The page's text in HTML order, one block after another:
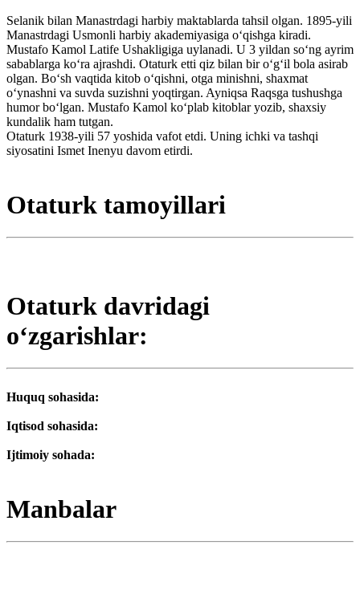
Selanik bilan Manastrdagi harbiy maktablarda tahsil olgan. 1895-yili
Manastrdagi Usmonli harbiy akademiyasiga oʻqishga kiradi.
Mustafo Kamol Latife Ushakligiga uylanadi. U 3 yildan soʻng ayrim
sabablarga koʻra ajrashdi. Otaturk etti qiz bilan bir oʻgʻil bola asirab
olgan. Boʻsh vaqtida kitob oʻqishni, otga minishni, shaxmat
oʻynashni va suvda suzishni yoqtirgan. Ayniqsa Raqsga tushushga
humor boʻlgan. Mustafo Kamol koʻplab kitoblar yozib, shaxsiy
kundalik ham tutgan.
Otaturk 1938-yili 57 yoshida vafot etdi. Uning ichki va tashqi
siyosatini Ismet Inenyu davom etirdi.
Otaturk tamoyillari
Otaturk davridagi
oʻzgarishlar:
Huquq sohasida:
Iqtisod sohasida:
Ijtimoiy sohada:
Manbalar